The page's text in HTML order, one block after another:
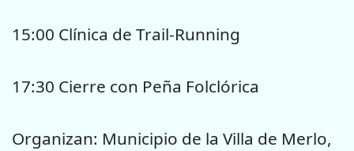
15:00 Clínica de Trail-Running
17:30 Cierre con Peña Folclórica
Organizan: Municipio de la Villa de Merlo,